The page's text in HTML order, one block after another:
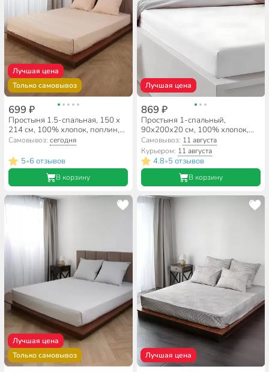
Лучшая цена
Только самовывоз
699 ₽
Простыня 1.5-спальная, 150 х
214 см, 100% хлопок, поплин,
Silvano, Латте
Самовывоз:сегодня
5•6 отзывов
В корзину
Лучшая цена
869 ₽
Простыня 1-спальный,
90х200х20 см, 100% хлопок,
трикотаж, белая, на резинке,
Silvano
Самовывоз: 11 августа
Курьером: 11 августа
4.8•5 отзывов
В корзину
Лучшая цена
Только самовывоз
Лучшая цена